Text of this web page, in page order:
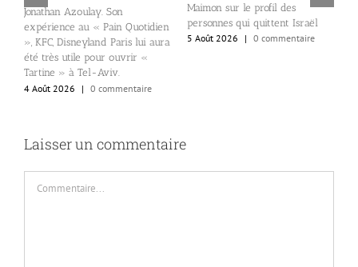
Jonathan Azoulay. Son
expérience au « Pain Quotidien
», KFC, Disneyland Paris lui aura
été très utile pour ouvrir «
Tartine » à Tel-Aviv.
4 Août 2026
| 0 commentaire
Maimon sur le profil des
personnes qui quittent Israël
5 Août 2026
| 0 commentaire
Laisser un commentaire